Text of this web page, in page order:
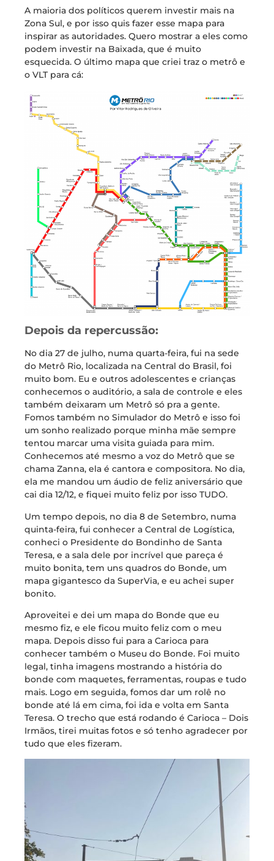
A maioria dos políticos querem investir mais na
Zona Sul, e por isso quis fazer esse mapa para
inspirar as autoridades. Quero mostrar a eles como
podem investir na Baixada, que é muito
esquecida. O último mapa que criei traz o metrô e
o VLT para cá:
Depois da repercussão:
No dia 27 de julho, numa quarta-feira, fui na sede
do Metrô Rio, localizada na Central do Brasil, foi
muito bom. Eu e outros adolescentes e crianças
conhecemos o auditório, a sala de controle e eles
também deixaram um Metrô só pra a gente.
Fomos também no Simulador do Metrô e isso foi
um sonho realizado porque minha mãe sempre
tentou marcar uma visita guiada para mim.
Conhecemos até mesmo a voz do Metrô que se
chama Zanna, ela é cantora e compositora. No dia,
ela me mandou um áudio de feliz aniversário que
cai dia 12/12, e fiquei muito feliz por isso TUDO.
Um tempo depois, no dia 8 de Setembro, numa
quinta-feira, fui conhecer a Central de Logística,
conheci o Presidente do Bondinho de Santa
Teresa, e a sala dele por incrível que pareça é
muito bonita, tem uns quadros do Bonde, um
mapa gigantesco da SuperVia, e eu achei super
bonito.
Aproveitei e dei um mapa do Bonde que eu
mesmo fiz, e ele ficou muito feliz com o meu
mapa. Depois disso fui para a Carioca para
conhecer também o Museu do Bonde. Foi muito
legal, tinha imagens mostrando a história do
bonde com maquetes, ferramentas, roupas e tudo
mais. Logo em seguida, fomos dar um rolê no
bonde até lá em cima, foi ida e volta em Santa
Teresa. O trecho que está rodando é Carioca – Dois
Irmãos, tirei muitas fotos e só tenho agradecer por
tudo que eles fizeram.